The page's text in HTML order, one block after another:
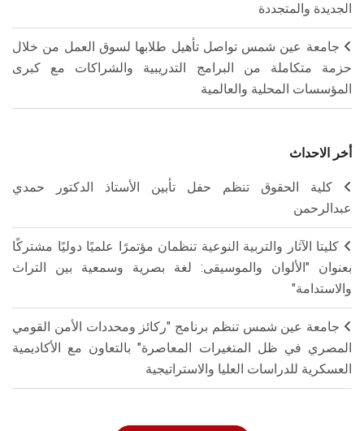
الجديدة والمتجددة
جامعة عين شمس تواصل تأهيل طلابها لسوق العمل من خلال
حزمة متكاملة من البرامج التدريبية والشراكات مع كبرى
المؤسسات المحلية والعالمية
أخر الاحداث
كلية الحقوق تنظم حفل تأبين الأستاذ الدكتور حمدي
عبدالرحمن
كليتا الآثار والتربية النوعية تنظمان مؤتمرًا علميًا دوليًا مشتركًا
بعنوان "الألوان والموسيقى: لغة بصرية وسمعية بين التراث
والاستدامة"
جامعة عين شمس تنظم برنامج "ركائز ومحددات الأمن القومي
المصري في ظل المتغيرات المعاصرة" بالتعاون مع الأكاديمية
العسكرية للدراسات العليا والاستراتيجية